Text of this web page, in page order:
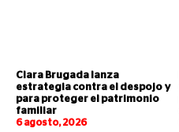
Clara Brugada lanza
estrategia contra el despojo y
para proteger el patrimonio
familiar
6 agosto, 2026